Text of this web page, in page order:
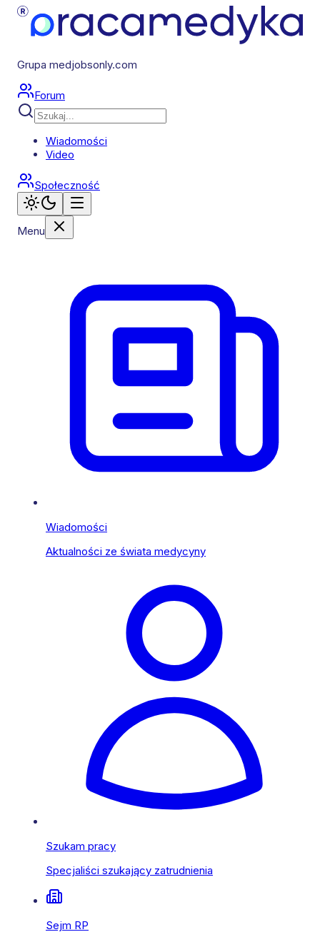
Grupa medjobsonly.com
Forum
Wiadomości
Video
Społeczność
Menu
Wiadomości
Aktualności ze świata medycyny
Szukam pracy
Specjaliści szukający zatrudnienia
Sejm RP